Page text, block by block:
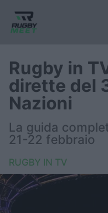
Nazionale
Nazionali
FIR
Internazionale
Rugby in
dirette del
Nazioni
La guida
21-22 febbraio
RUGBY IN TV